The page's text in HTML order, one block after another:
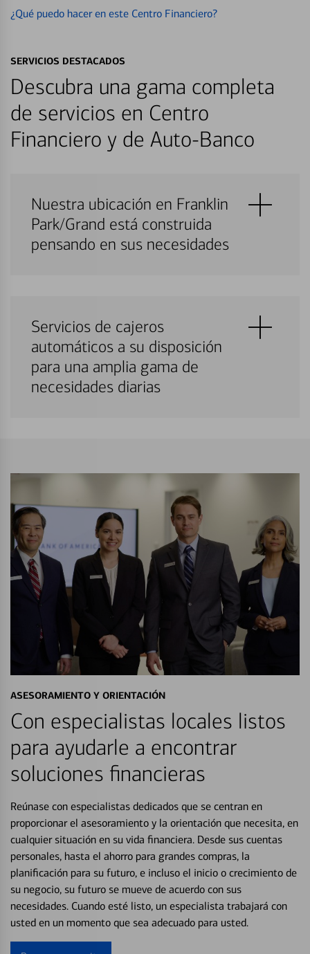
¿Qué puedo hacer en este Centro Financiero?
SERVICIOS DESTACADOS
Descubra una gama completa
de servicios en Centro
Financiero y de Auto-Banco
Nuestra ubicación en Franklin
Park/Grand está construida
pensando en sus necesidades
Servicios de cajeros
automáticos a su disposición
para una amplia gama de
necesidades diarias
ASESORAMIENTO Y ORIENTACIÓN
Con especialistas locales listos
para ayudarle a encontrar
soluciones financieras
Reúnase con especialistas dedicados que se centran en
proporcionar el asesoramiento y la orientación que necesita, en
cualquier situación en su vida financiera. Desde sus cuentas
personales, hasta el ahorro para grandes compras, la
planificación para su futuro, e incluso el inicio o crecimiento de
su negocio, su futuro se mueve de acuerdo con sus
necesidades. Cuando esté listo, un especialista trabajará con
usted en un momento que sea adecuado para usted.